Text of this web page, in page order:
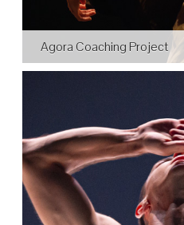
Agora Coaching Project